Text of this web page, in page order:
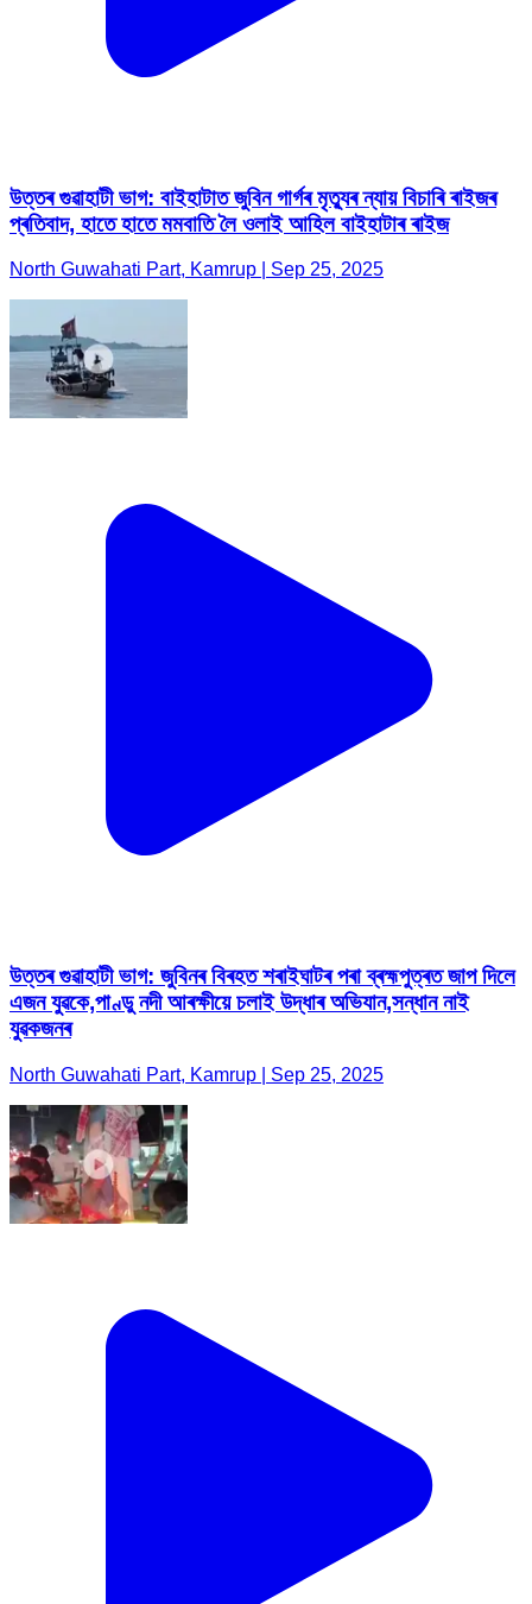
উত্তৰ গুৱাহাটী ভাগ: বাইহাটাত জুবিন গাৰ্গৰ মৃত্যুৰ ন্যায় বিচাৰি ৰাইজৰ
প্ৰতিবাদ, হাতে হাতে মমবাতি লৈ ওলাই আহিল বাইহাটাৰ ৰাইজ
North Guwahati Part, Kamrup | Sep 25, 2025
উত্তৰ গুৱাহাটী ভাগ: জুবিনৰ বিৰহত শৰাইঘাটৰ পৰা ব্ৰহ্মপুত্ৰত জাপ দিলে
এজন যুৱকে,পাণ্ডু নদী আৰক্ষীয়ে চলাই উদ্ধাৰ অভিযান,সন্ধান নাই
যুৱকজনৰ
North Guwahati Part, Kamrup | Sep 25, 2025